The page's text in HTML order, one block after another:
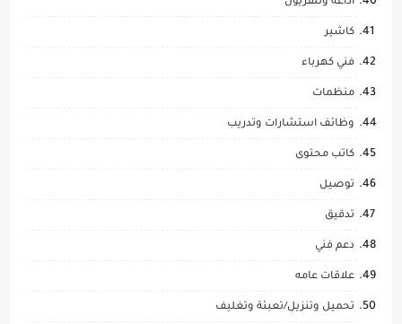
اذاعة وتلفزيون
كاشير
فني كهرباء
منظمات
وظائف استشارات وتدريب
كاتب محتوى
توصيل
تدقيق
دعم فني
علاقات عامه
تحميل وتنزيل/تعبئة وتغليف